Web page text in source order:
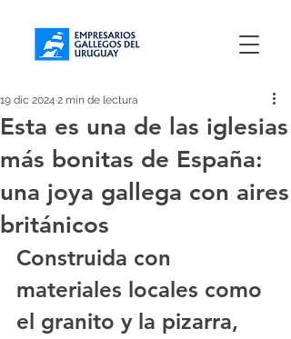
Esta es una de las iglesias
más bonitas de España:
una joya gallega con aires
británicos
19 dic 2024 2 min de lectura
Construida con
materiales locales como
el granito y la pizarra,